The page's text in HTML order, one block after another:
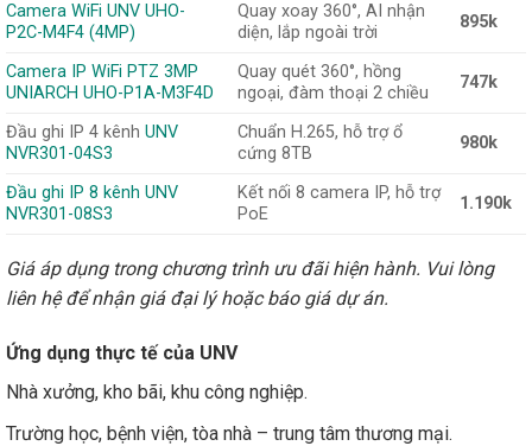
Camera WiFi UNV UHO-
P2C-M4F4 (4MP)
Quay xoay 360°, AI nhận
diện, lắp ngoài trời
895k
Camera IP WiFi PTZ 3MP
UNIARCH UHO-P1A-M3F4D
Quay quét 360°, hồng
ngoại, đàm thoại 2 chiều
747k
Đầu ghi IP 4 kênh UNV
NVR301-04S3
Chuẩn H.265, hỗ trợ ổ
cứng 8TB
980k
Đầu ghi IP 8 kênh UNV
NVR301-08S3
Kết nối 8 camera IP, hỗ trợ
PoE
1.190k
Giá áp dụng trong chương trình ưu đãi hiện hành. Vui lòng
liên hệ để nhận giá đại lý hoặc báo giá dự án.
Ứng dụng thực tế của UNV
Nhà xưởng, kho bãi, khu công nghiệp.
Trường học, bệnh viện, tòa nhà – trung tâm thương mại.